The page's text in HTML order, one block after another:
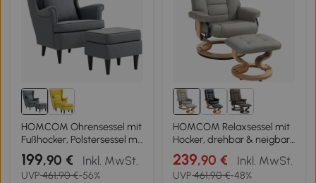
HOMCOM Ohrensessel mit
Fußhocker, Polstersessel mit
Kautschukholzbeinen,
Stoffbezug, Grau
199,90 € Inkl. MwSt.
UVP461,90 €-56%
HOMCOM Relaxsessel mit
Hocker, drehbar & neigbar,
Kunstlederbezug, bis 150
kg, Holzgestell, Grau
239,90 € Inkl. MwSt.
UVP461,90 €-48%